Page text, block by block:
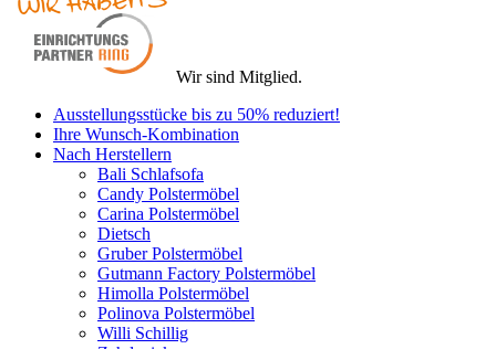
Wir sind Mitglied.
Ausstellungsstücke bis zu 50% reduziert!
Ihre Wunsch-Kombination
Nach Herstellern
Bali Schlafsofa
Candy Polstermöbel
Carina Polstermöbel
Dietsch
Gruber Polstermöbel
Gutmann Factory Polstermöbel
Himolla Polstermöbel
Polinova Polstermöbel
Willi Schillig